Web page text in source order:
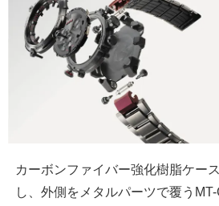
カーボンファイバー強化樹脂ケー
し、外側をメタルパーツで覆う